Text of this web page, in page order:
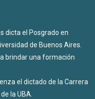
dicta el Posgrado en
de Buenos Aires.
brindar una formación
el dictado de la Carrera
la UBA.